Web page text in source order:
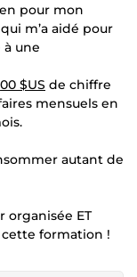
pour mon
m’a aidé pour
à une
$US de chiffre
mensuels en
autant de
organisée ET
cette formation !